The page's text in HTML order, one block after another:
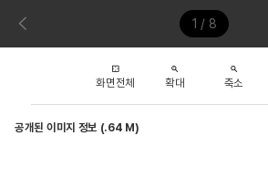
1 / 8
화면전체 확대 축소
공개된 이미지 정보 (.64 M)